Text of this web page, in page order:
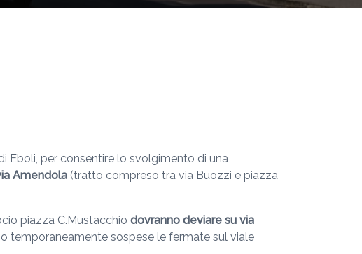
Eboli, per consentire lo svolgimento di una
Amendola (tratto compreso tra via Buozzi e piazza
piazza C.Mustacchio dovranno deviare su via
temporaneamente sospese le fermate sul viale